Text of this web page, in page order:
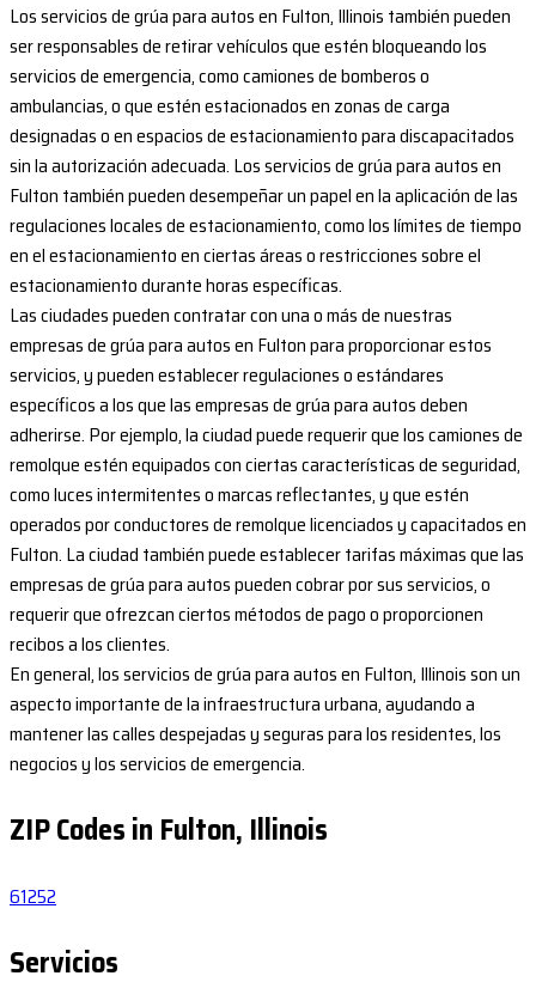
Los servicios de grúa para autos en Fulton, Illinois también pueden
ser responsables de retirar vehículos que estén bloqueando los
servicios de emergencia, como camiones de bomberos o
ambulancias, o que estén estacionados en zonas de carga
designadas o en espacios de estacionamiento para discapacitados
sin la autorización adecuada. Los servicios de grúa para autos en
Fulton también pueden desempeñar un papel en la aplicación de las
regulaciones locales de estacionamiento, como los límites de tiempo
en el estacionamiento en ciertas áreas o restricciones sobre el
estacionamiento durante horas específicas.
Las ciudades pueden contratar con una o más de nuestras
empresas de grúa para autos en Fulton para proporcionar estos
servicios, y pueden establecer regulaciones o estándares
específicos a los que las empresas de grúa para autos deben
adherirse. Por ejemplo, la ciudad puede requerir que los camiones de
remolque estén equipados con ciertas características de seguridad,
como luces intermitentes o marcas reflectantes, y que estén
operados por conductores de remolque licenciados y capacitados en
Fulton. La ciudad también puede establecer tarifas máximas que las
empresas de grúa para autos pueden cobrar por sus servicios, o
requerir que ofrezcan ciertos métodos de pago o proporcionen
recibos a los clientes.
En general, los servicios de grúa para autos en Fulton, Illinois son un
aspecto importante de la infraestructura urbana, ayudando a
mantener las calles despejadas y seguras para los residentes, los
negocios y los servicios de emergencia.
ZIP Codes in Fulton, Illinois
61252
Servicios